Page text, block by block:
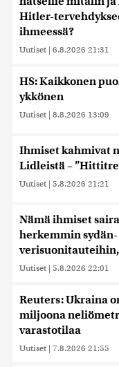
Hitler-
ihmeessä?
Uutiset | 6.8.2026 21:31
HS: Kaikkonen
ykkönen
Uutiset | 8.8.2026 13:09
Ihmiset kahmivat
Lidleistä –
Uutiset | 5.8.2026 21:21
Nämä ihmiset
herkemmin
Uutiset | 5.8.2026 22:01
Reuters: Ukraina
miljoona
varastotilaa
Uutiset | 7.8.2026 21:55